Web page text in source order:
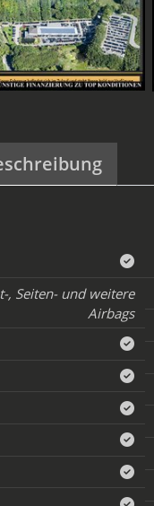
, Seiten- und weitere
Airbags